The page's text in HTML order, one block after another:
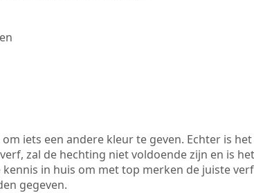
iets een andere kleur te geven. Echter is
zal de hechting niet voldoende zijn en is
in huis om met top merken de juiste
gegeven.